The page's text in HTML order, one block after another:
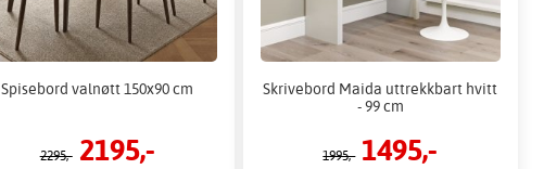
Spisebord valnøtt 150x90 cm
2295,- 2195,-
Skrivebord Maida uttrekkbart hvitt
- 99 cm
1995,- 1495,-